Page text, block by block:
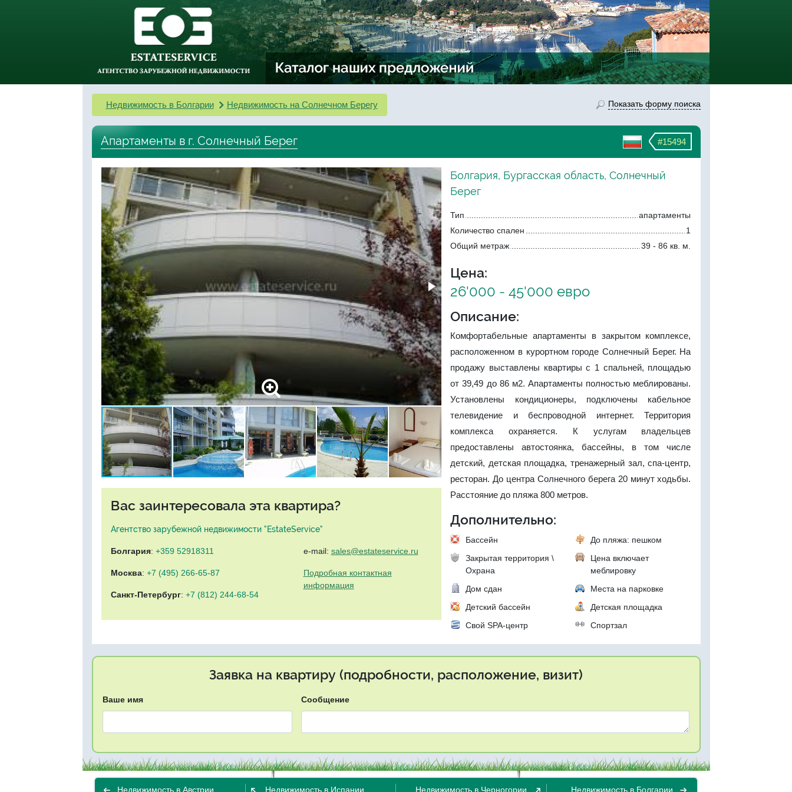
Недвижимость в Болгарии Недвижимость на Солнечном Берегу Показать форму поиска
#15494
Апартаменты в г. Солнечный Берег
Вас заинтересовала эта квартира?
Агентство зарубежной недвижимости "EstateService"
Болгария: +359 52918311
Москва: +7 (495) 266-65-87
Санкт-Петербург: +7 (812) 244-68-54
e-mail: sales@estateservice.ru
Подробная контактная
информация
Болгария, Бургасская область, Солнечный
Берег
Тип
апартаменты
Количество спален
1
Общий метраж
39 - 86 кв. м.
Цена:
26'000 - 45'000 евро
Описание:
Комфортабельные апартаменты в закрытом комплексе,
расположенном в курортном городе Солнечный Берег. На
продажу выставлены квартиры с 1 спальней, площадью
от 39,49 до 86 м2. Апартаменты полностью меблированы.
Установлены кондиционеры, подключены кабельное
телевидение и беспроводной интернет. Территория
комплекса охраняется. К услугам владельцев
предоставлены автостоянка, бассейны, в том числе
детский, детская площадка, тренажерный зал, спа-центр,
ресторан. До центра Солнечного берега 20 минут ходьбы.
Расстояние до пляжа 800 метров.
Дополнительно:
Бассейн
До пляжа: пешком
Закрытая территория \
Охрана
Цена включает
меблировку
Дом сдан
Места на парковке
Детский бассейн
Детская площадка
Свой SPA-центр
Спортзал
Заявка на квартиру (подробности, расположение, визит)
Ваше имя Сообщение
Недвижимость в Австрии Недвижимость в Испании Недвижимость в Черногории Недвижимость в Болгарии